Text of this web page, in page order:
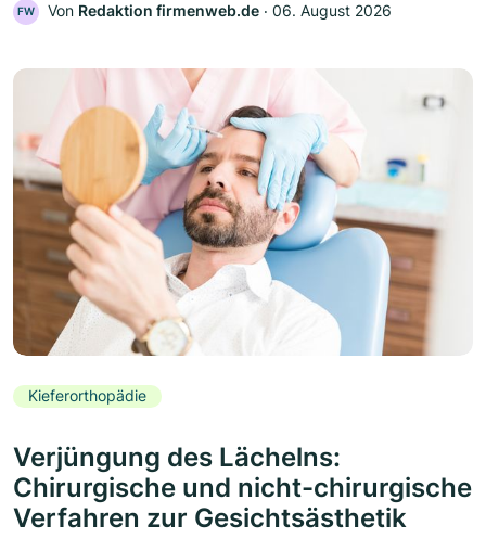
FW Von Redaktion firmenweb.de ‧ 06. August 2026
Kieferorthopädie
Verjüngung des Lächelns:
Chirurgische und nicht-chirurgische
Verfahren zur Gesichtsästhetik